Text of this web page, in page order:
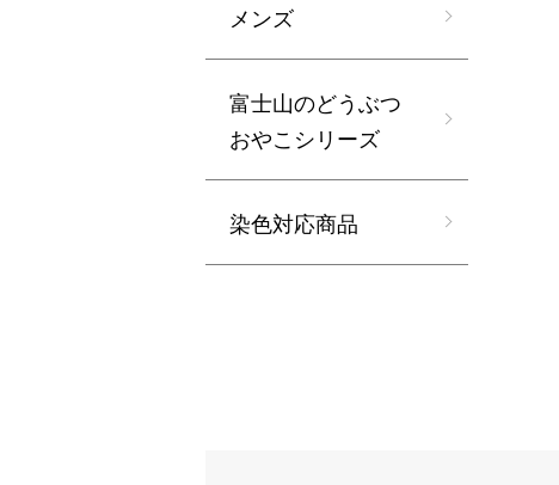
メンズ
富士山のどうぶつ
おやこシリーズ
染色対応商品